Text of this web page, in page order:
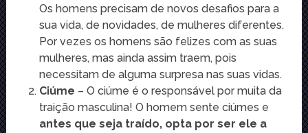
Os homens precisam de novos desafios para a
sua vida, de novidades, de mulheres diferentes.
Por vezes os homens são felizes com as suas
mulheres, mas ainda assim traem, pois
necessitam de alguma surpresa nas suas vidas.
Ciúme – O ciúme é o responsável por muita da
traição masculina! O homem sente ciúmes e
antes que seja traído, opta por ser ele a